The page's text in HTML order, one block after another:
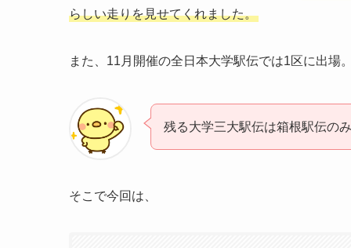
らしい走りを見せてくれました。
また、11月開催の全日本大学駅伝では1区に出場
残る大学三大駅伝は箱根駅伝の
そこで今回は、